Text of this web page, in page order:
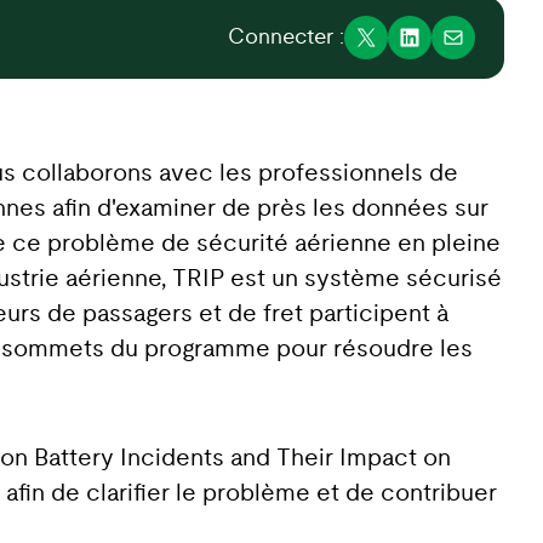
Connecter :
collaborons avec les professionnels de
afin d'examiner de près les données sur
problème de sécurité aérienne en pleine
aérienne, TRIP est un système sécurisé
de passagers et de fret participent à
du programme pour résoudre les
Battery Incidents and Their Impact on
de clarifier le problème et de contribuer